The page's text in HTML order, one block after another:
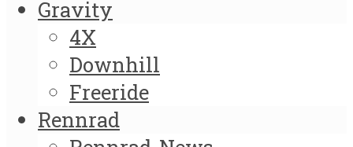
Gravity
4X
Downhill
Freeride
Rennrad